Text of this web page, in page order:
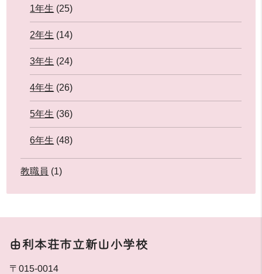
1年生 (25)
2年生 (14)
3年生 (24)
4年生 (26)
5年生 (36)
6年生 (48)
教職員 (1)
由利本荘市立新山小学校
〒015-0014